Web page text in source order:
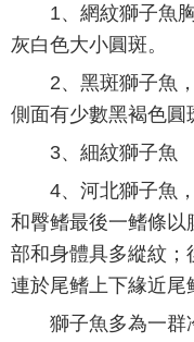
1、網紋獅子魚
灰白色大小圓斑。
2、黑斑獅子魚
側面有少數黑褐色圓
3、細紋獅子魚
4、河北獅子魚
和臀鳍最後一鳍條
部和身體具多縱紋；
連於尾鳍上下緣近尾
獅子魚多為一群